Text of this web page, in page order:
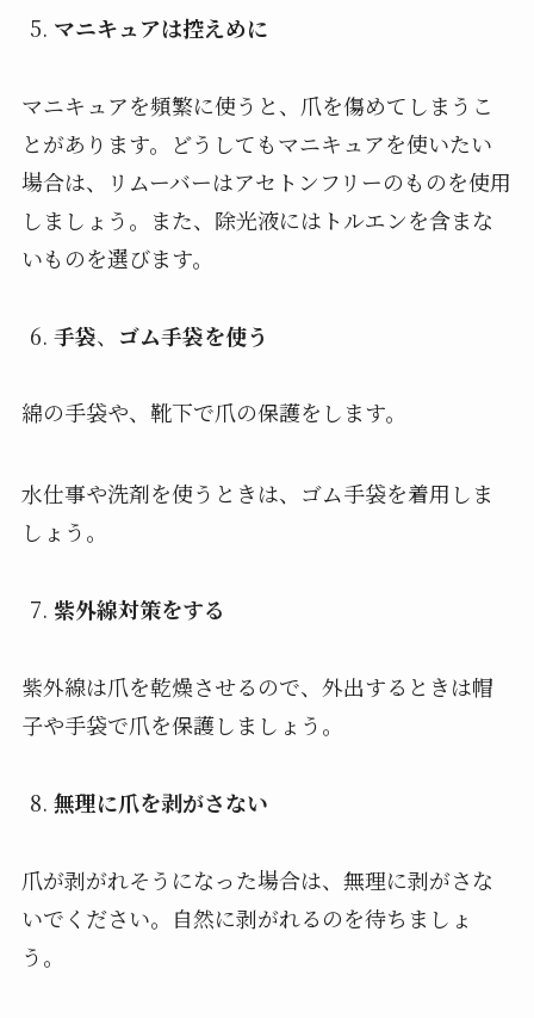
マニキュアは控えめに
マニキュアを頻繁に使うと、爪を傷めてしまうこ
とがあります。どうしてもマニキュアを使いたい
場合は、リムーバーはアセトンフリーのものを使用
しましょう。また、除光液にはトルエンを含まな
いものを選びます。
手袋、 ゴム手袋を使う
綿の手袋や、靴下で爪の保護をします。
水仕事や洗剤を使うときは、ゴム手袋を着用しま
しょう。
紫外線対策をする
紫外線は爪を乾燥させるので、外出するときは帽
子や手袋で爪を保護しましょう。
無理に爪を剥がさない
爪が剥がれそうになった場合は、無理に剥がさな
いでください。自然に剥がれるのを待ちましょ
う。